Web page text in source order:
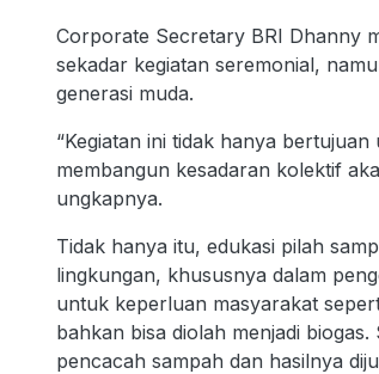
Corporate Secretary BRI Dhanny
sekadar kegiatan seremonial,
generasi muda.
“Kegiatan ini tidak hanya
membangun kesadaran kolektif
ungkapnya.
Tidak hanya itu, edukasi pilah
lingkungan, khususnya dalam
untuk keperluan masyarakat
bahkan bisa diolah menjadi
pencacah sampah dan hasilnya